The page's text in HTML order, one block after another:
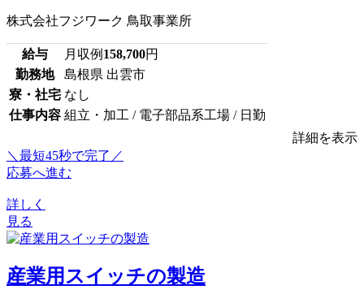
株式会社フジワーク 鳥取事業所
給与 月収例 158,700円
勤務地
島根県 出雲市
寮・社宅 なし
仕事内容 組立・加工 / 電子部品系工場 / 日勤
詳細を表示
＼最短45秒で完了／
応募へ進む
詳しく
見る
産業用スイッチの製造